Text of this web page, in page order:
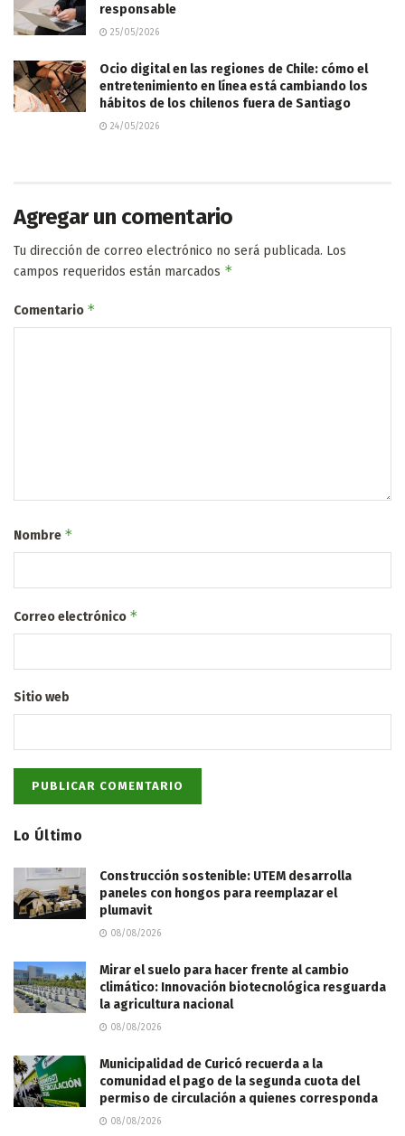
responsable
25/05/2026
Ocio digital en las regiones de Chile: cómo el
entretenimiento en línea está cambiando los
hábitos de los chilenos fuera de Santiago
24/05/2026
Agregar un comentario
Tu dirección de correo electrónico no será publicada. Los
campos requeridos están marcados *
Comentario *
Nombre *
Correo electrónico *
Sitio web
Lo Último
Construcción sostenible: UTEM desarrolla
paneles con hongos para reemplazar el
plumavit
08/08/2026
Mirar el suelo para hacer frente al cambio
climático: Innovación biotecnológica resguarda
la agricultura nacional
08/08/2026
Municipalidad de Curicó recuerda a la
comunidad el pago de la segunda cuota del
permiso de circulación a quienes corresponda
08/08/2026